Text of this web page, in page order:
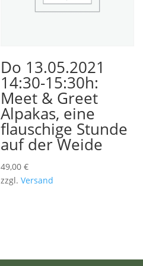
Do 13.05.2021
14:30-15:30h:
Meet & Greet
Alpakas, eine
flauschige Stunde
auf der Weide
49,00€
zzgl.Versand